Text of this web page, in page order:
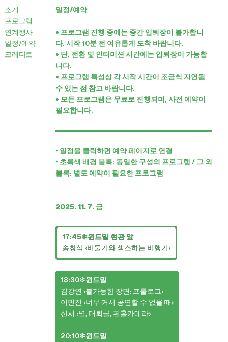
소개
프로그램
연계행사
일정/예약
크레디트
일정/예약
• 프로그램 진행 중에는 중간 입퇴장이 불가합니
다. 시작 10분 전 여유롭게 도착 바랍니다.
• 단, 전환 및 인터미션 시간에는 입퇴장이 가능합
니다.
• 프로그램 특성상 각 시작 시간이 조금씩 지연될
수 있는 점 참고 바랍니다.
• 모든 프로그램은 무료로 진행되며, 사전 예약이
필요합니다.
‣ 일정을 클릭하면 예약 페이지로 연결
‣ 초록색 배경 블록: 동일한 구성의 프로그램 / 그 외
블록: 별도 예약이 필요한 프로그램
2025. 11. 7. 금
17:45❇︎윈드밀 현관 앞
송창식 ‹비둘기와 섹스하는 비행기›
18:30❇︎윈드밀
김강연 ‹불가능한 장면: 프롤로그›
이민진 ‹너무 커서 공연할 수 없을 때›
신서 ‹별, 대퇴골, 핀홀카메라›
20:10❇︎윈드밀